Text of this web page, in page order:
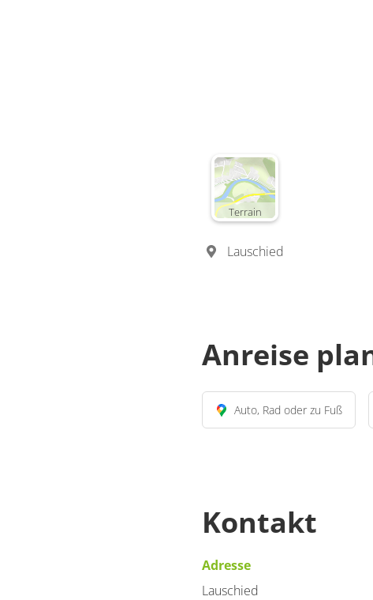
Terrain
Lauschied
Anreise
Auto, Rad oder zu Fuß
Kontakt
Adresse
Lauschied